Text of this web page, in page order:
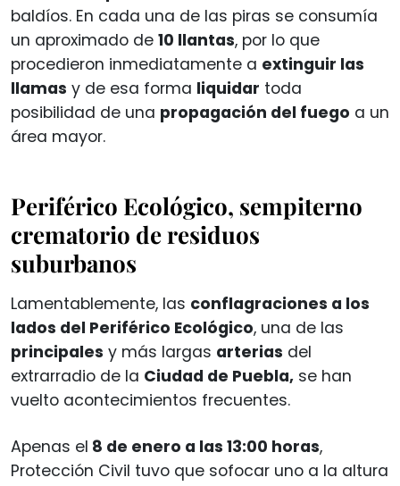
baldíos. En cada una de las piras se consumía
un aproximado de 10 llantas, por lo que
procedieron inmediatamente a extinguir las
llamas y de esa forma liquidar toda
posibilidad de una propagación del fuego a un
área mayor.
Periférico Ecológico, sempiterno
crematorio de residuos
suburbanos
Lamentablemente, las conflagraciones a los
lados del Periférico Ecológico, una de las
principales y más largas arterias del
extrarradio de la Ciudad de Puebla, se han
vuelto acontecimientos frecuentes.
Apenas el 8 de enero a las 13:00 horas,
Protección Civil tuvo que sofocar uno a la altura